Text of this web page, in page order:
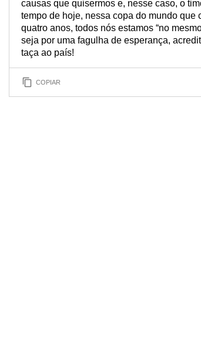
causas que quisermos e, nesse caso, o
tempo de hoje, nessa copa do mundo
quatro anos, todos nós estamos “no
seja por uma fagulha de esperança,
taça ao país!
COPIAR